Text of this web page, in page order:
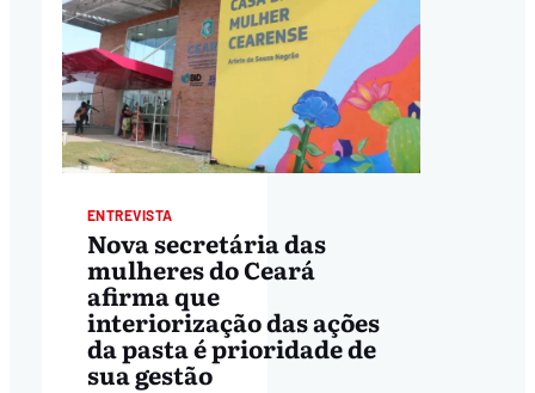
ENTREVISTA
Nova secretária das
mulheres do Ceará
afirma que
interiorização das ações
da pasta é prioridade de
sua gestão